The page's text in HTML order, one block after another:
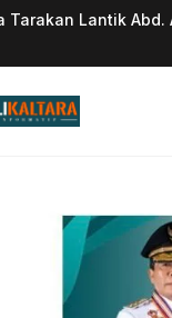
Tarakan Lantik